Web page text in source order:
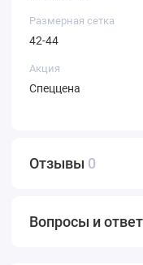
Размерная сетка
42-44
Акция
Спеццена
Отзывы 0
Вопросы и